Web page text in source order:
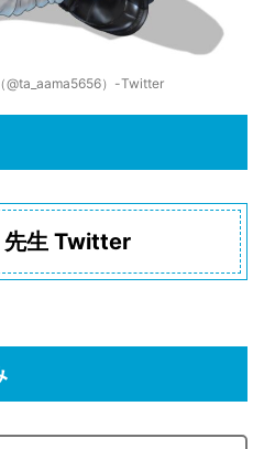
（@ta_aama5656）-Twitter
先生 Twitter